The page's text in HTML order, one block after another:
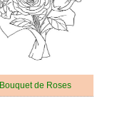
Bouquet de Roses